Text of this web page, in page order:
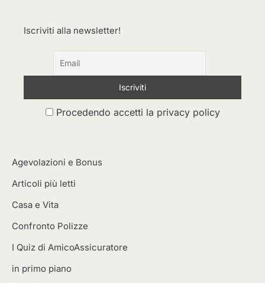
Iscriviti alla newsletter!
Procedendo accetti la privacy policy
Agevolazioni e Bonus
Articoli più letti
Casa e Vita
Confronto Polizze
I Quiz di AmicoAssicuratore
in primo piano